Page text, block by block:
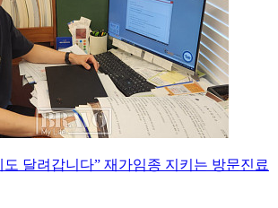
도 달려갑니다” 재가임종 지키는 방문진료